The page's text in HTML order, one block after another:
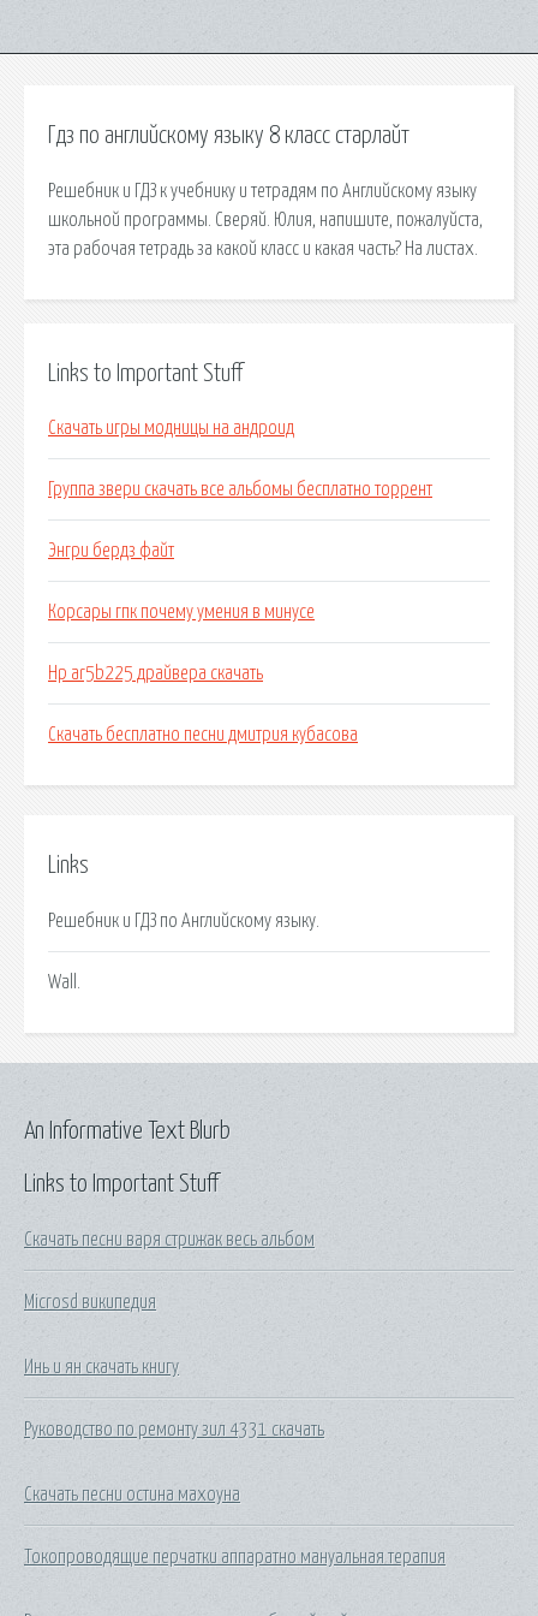
Гдз по английскому языку 8 класс старлайт
Решебник и ГДЗ к учебнику и тетрадям по Английскому языку
школьной программы. Сверяй. Юлия, напишите, пожалуйста,
эта рабочая тетрадь за какой класс и какая часть? На листах.
Links to Important Stuff
Скачать игры модницы на андроид
Группа звери скачать все альбомы бесплатно торрент
Энгри бердз файт
Корсары гпк почему умения в минусе
Hp ar5b225 драйвера скачать
Скачать бесплатно песни дмитрия кубасова
Links
Решебник и ГДЗ по Английскому языку.
Wall.
Links to Important Stuff
Скачать песни варя стрижак весь альбом
Microsd википедия
Инь и ян скачать книгу
Руководство по ремонту зил 4331 скачать
Скачать песни остина махоуна
Токопроводящие перчатки аппаратно мануальная терапия
An Informative Text Blurb